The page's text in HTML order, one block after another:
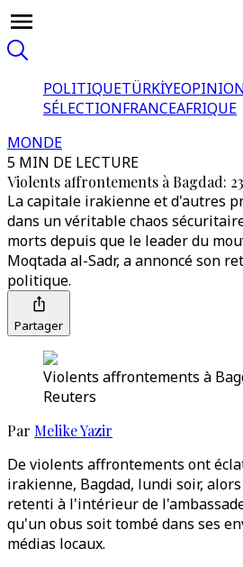
POLITIQUETÜRKİYE
SÉLECTIONFRANCEAFRIQUE
MONDE
5 MIN DE LECTURE
Violents affrontements à Bagdad:
La capitale irakienne et d'autres
dans un véritable chaos
morts depuis que le leader du
Moqtada al-Sadr, a annoncé son
politique.
Partager
Violents affrontements à
Reuters
Par Melike Yazir
De violents affrontements ont
irakienne, Bagdad, lundi soir,
retenti à l'intérieur de
qu'un obus soit tombé dans ses
médias locaux.